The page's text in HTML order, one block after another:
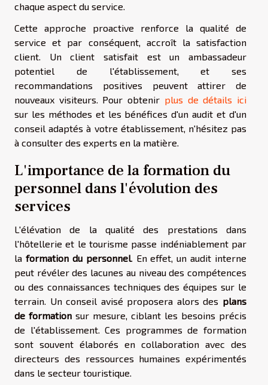
chaque aspect du service.
Cette approche proactive renforce la qualité de
service et par conséquent, accroît la satisfaction
client. Un client satisfait est un ambassadeur
potentiel de l'établissement, et ses
recommandations positives peuvent attirer de
nouveaux visiteurs. Pour obtenir plus de détails ici
sur les méthodes et les bénéfices d'un audit et d'un
conseil adaptés à votre établissement, n'hésitez pas
à consulter des experts en la matière.
L'importance de la formation du
personnel dans l'évolution des
services
L'élévation de la qualité des prestations dans
l'hôtellerie et le tourisme passe indéniablement par
la formation du personnel . En effet, un audit interne
peut révéler des lacunes au niveau des compétences
ou des connaissances techniques des équipes sur le
terrain. Un conseil avisé proposera alors des plans
de formation sur mesure, ciblant les besoins précis
de l'établissement. Ces programmes de formation
sont souvent élaborés en collaboration avec des
directeurs des ressources humaines expérimentés
dans le secteur touristique.